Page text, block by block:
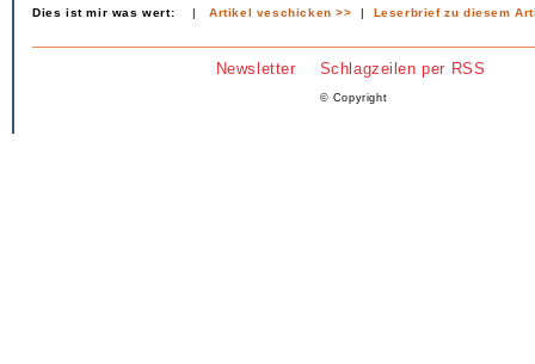
Dies ist mir was wert: |Artikel veschicken >> | Leserbrief zu diesem
Newsletter Schlagzeilen per RSS
© Copyright